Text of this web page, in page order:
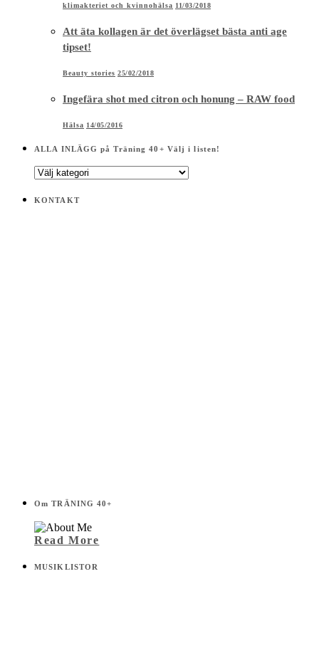
klimakteriet och kvinnohälsa 11/03/2018
Att äta kollagen är det överlägset bästa anti age
tipset!
Beauty stories 25/02/2018
Ingefära shot med citron och honung – RAW food
Hälsa 14/05/2016
ALLA INLÄGG på Träning 40+ Välj i listen!
ALLA
på
KONTAKT
Om TRÄNING 40+
Read More
MUSIKLISTOR